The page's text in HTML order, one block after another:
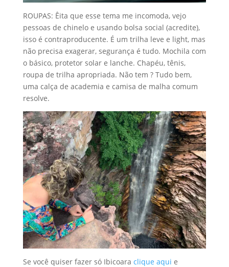
ROUPAS: Êita que esse tema me incomoda, vejo
pessoas de chinelo e usando bolsa social (acredite),
isso é contraproducente. É um trilha leve e light, mas
não precisa exagerar, segurança é tudo. Mochila com
o básico, protetor solar e lanche. Chapéu, tênis,
roupa de trilha apropriada. Não tem ? Tudo bem,
uma calça de academia e camisa de malha comum
resolve.
Se você quiser fazer só Ibicoara clique aqui e